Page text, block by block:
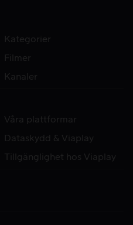
Kategorier
Filmer
Kanaler
Våra plattformar
Dataskydd & Viaplay
Tillgänglighet hos Viaplay